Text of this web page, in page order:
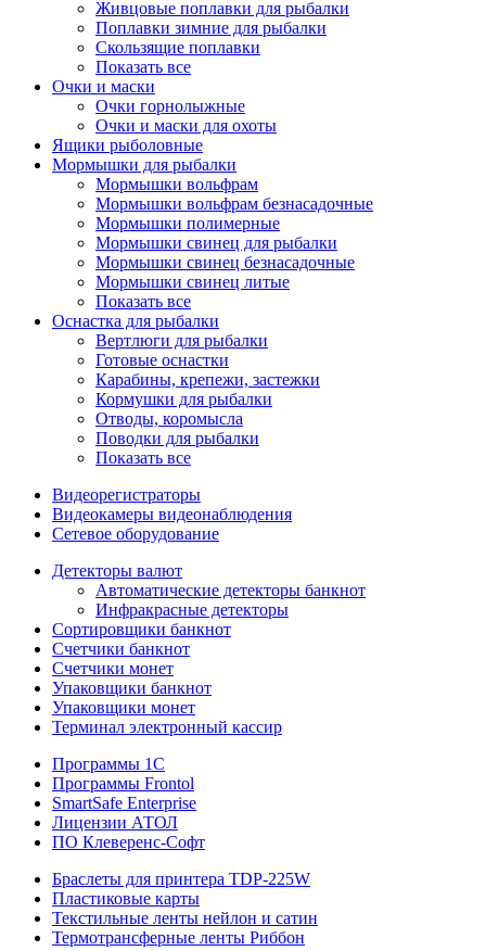
Живцовые поплавки для рыбалки
Поплавки зимние для рыбалки
Скользящие поплавки
Показать все
Очки и маски
Очки горнолыжные
Очки и маски для охоты
Ящики рыболовные
Мормышки для рыбалки
Мормышки вольфрам
Мормышки вольфрам безнасадочные
Мормышки полимерные
Мормышки свинец для рыбалки
Мормышки свинец безнасадочные
Мормышки свинец литые
Показать все
Оснастка для рыбалки
Вертлюги для рыбалки
Готовые оснастки
Карабины, крепежи, застежки
Кормушки для рыбалки
Отводы, коромысла
Поводки для рыбалки
Показать все
Видеорегистраторы
Видеокамеры видеонаблюдения
Сетевое оборудование
Детекторы валют
Автоматические детекторы банкнот
Инфракрасные детекторы
Сортировщики банкнот
Счетчики банкнот
Счетчики монет
Упаковщики банкнот
Упаковщики монет
Терминал электронный кассир
Программы 1C
Программы Frontol
SmartSafe Enterprise
Лицензии АТОЛ
ПО Клеверенс-Софт
Браслеты для принтера TDP-225W
Пластиковые карты
Текстильные ленты нейлон и сатин
Термотрансферные ленты Риббон